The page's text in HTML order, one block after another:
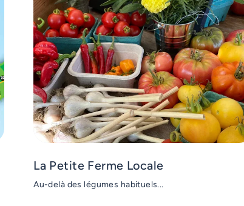
La Petite Ferme Locale
Au-delà des légumes habituels...